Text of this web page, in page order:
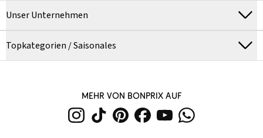
Unser Unternehmen
Topkategorien / Saisonales
MEHR VON BONPRIX AUF